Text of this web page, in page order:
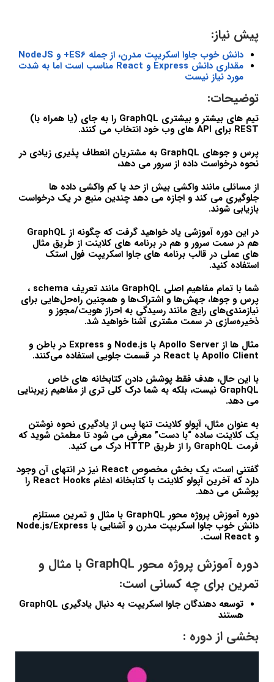
پیش نیاز:
دانش خوب جاوا اسکریپت مدرن، از جمله ES6+ و NodeJS
مقداری دانش Express و React مناسب است اما به شدت
مورد نیاز نیست
توضیحات:
تیم های بیشتر و بیشتری GraphQL را به جای (یا همراه با)
REST برای API های وب خود انتخاب می کنند.
پرس و جوهای GraphQL به مشتریان انعطاف پذیری زیادی در
نحوه درخواست داده از سرور می دهد،
از مسائلی مانند واکشی بیش از حد یا کم واکشی داده ها
جلوگیری می کند و اجازه می دهد چندین منبع در یک درخواست
بازیابی شوند.
در این دوره آموزشی یاد خواهید گرفت که چگونه از GraphQL
هم در سمت سرور و هم در برنامه های کلاینت از طریق مثال
های عملی در قالب برنامه های جاوا اسکریپت فول استک
استفاده کنید.
شما با تمام مفاهیم اصلی GraphQL مانند تعریف schema ،
پرس و جوها، جهش‌ها و اشتراک‌ها و همچنین راه‌حل‌هایی برای
نیازمندی‌های رایج مانند رسیدگی به احراز هویت/مجوز و
ذخیره‌سازی در سمت مشتری آشنا خواهید شد.
مثال ها از Apollo Server با Node.js و Express در باطن و
Apollo Client با React در قسمت جلویی استفاده می‌کنند.
با این حال، هدف فقط پوشش دادن کتابخانه های خاص
GraphQL نیست، بلکه به شما درک کلی تری از مفاهیم زیربنایی
می دهد.
به عنوان مثال، آپولو کلاینت تنها پس از یادگیری نحوه نوشتن
یک کلاینت ساده “با دست” معرفی می شود تا مطمئن شوید که
فرمت GraphQL را از طریق HTTP درک می کنید.
گفتنی است، یک بخش مخصوص React نیز در انتهای آن وجود
دارد که آخرین آپولو کلاینت با کتابخانه ادغام React Hooks را
پوشش می دهد.
دوره آموزش پروژه محور GraphQL با مثال و تمرین مستلزم
دانش خوب جاوا اسکریپت مدرن و آشنایی با Node.js/Express
و React است.
دوره آموزش پروژه محور GraphQL با مثال و
تمرین برای چه کسانی است:
توسعه دهندگان جاوا اسکریپت به دنبال یادگیری GraphQL
هستند
بخشی از دوره :